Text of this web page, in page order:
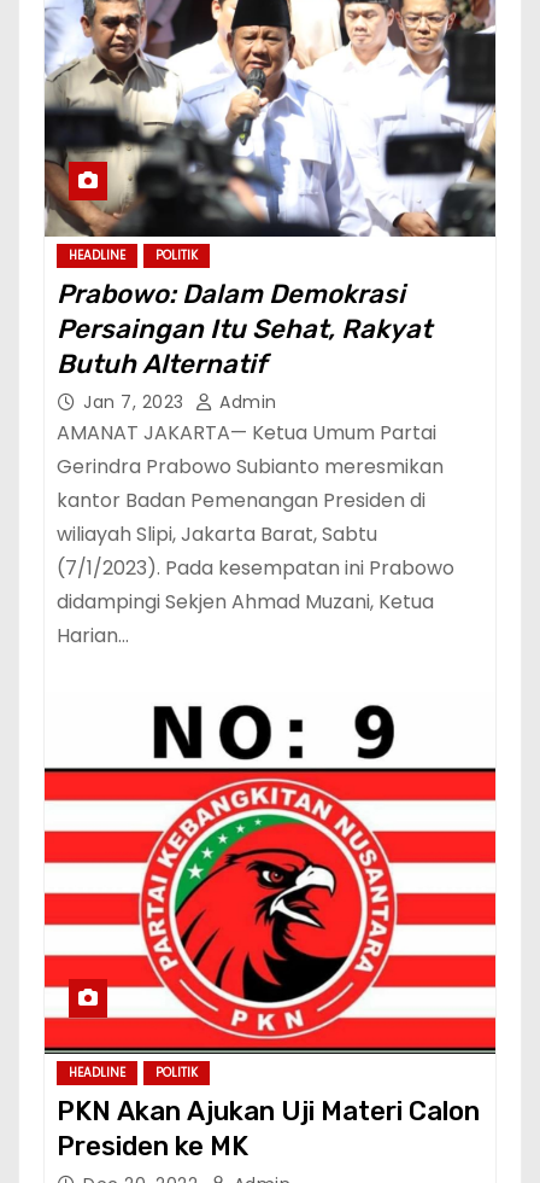
HEADLINE POLITIK
Prabowo: Dalam Demokrasi
Persaingan Itu Sehat, Rakyat
Butuh Alternatif
Jan 7, 2023 Admin
AMANAT JAKARTA— Ketua Umum Partai
Gerindra Prabowo Subianto meresmikan
kantor Badan Pemenangan Presiden di
wiliayah Slipi, Jakarta Barat, Sabtu
(7/1/2023). Pada kesempatan ini Prabowo
didampingi Sekjen Ahmad Muzani, Ketua
Harian…
HEADLINE POLITIK
PKN Akan Ajukan Uji Materi Calon
Presiden ke MK